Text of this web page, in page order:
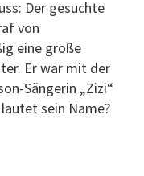
Der gesuchte
von
eine große
Er war mit der
Sängerin „Zizi“
sein Name?